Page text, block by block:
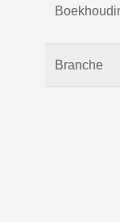
Branche